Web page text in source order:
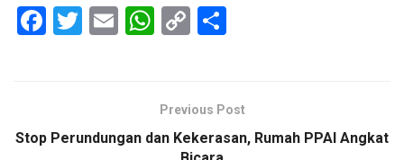
F
o
T
E
W
s
A
C
Li
n
e
Previous Post
Stop Perundungan dan Kekerasan, Rumah PPAI Angkat